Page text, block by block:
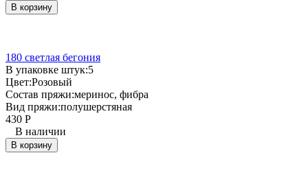
В корзину
180 светлая бегония
В упаковке штук:5
Цвет:Розовый
Состав пряжи:меринос, фибра
Вид пряжи:полушерстяная
430 Р
В наличии
В корзину